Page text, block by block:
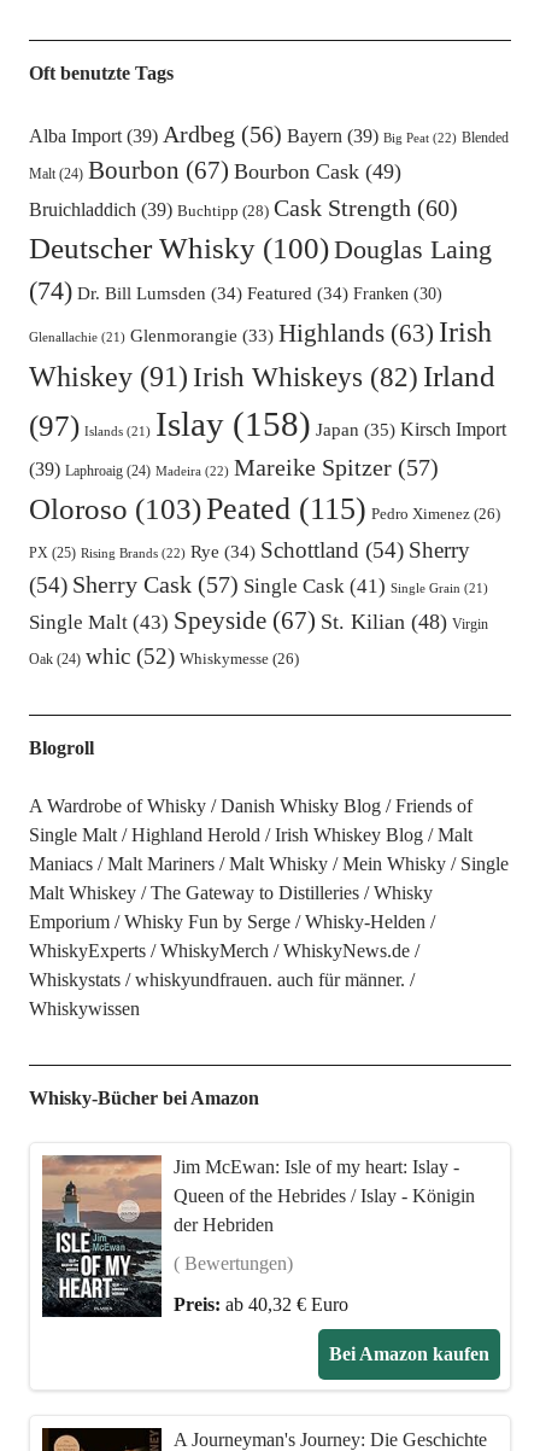
Oft benutzte Tags
Alba Import(39) Ardbeg (56) Bayern(39) Big Peat(22) Blended
Malt(24) Bourbon (67) Bourbon Cask(49)
Bruichladdich(39) Buchtipp (28) Cask Strength (60)
Deutscher Whisky(100)Douglas Laing
(74) Dr. Bill Lumsden (34) Featured (34) Franken(30)
Glenallachie(21) Glenmorangie (33) Highlands(63) Irish
Whiskey(91) Irish Whiskeys (82) Irland
(97) Islands(21) Islay(158) Japan (35) Kirsch Import
(39) Laphroaig(24) Madeira(22) Mareike Spitzer(57)
Oloroso (103)Peated(115) Pedro Ximenez(26)
PX(25) Rising Brands(22) Rye (34) Schottland (54) Sherry
(54) Sherry Cask(57) Single Cask(41) Single Grain (21)
Single Malt(43) Speyside(67) St. Kilian(48) Virgin
Oak(24) whic(52) Whiskymesse(26)
Blogroll
A Wardrobe of Whisky Danish Whisky Blog
Friends of
Single Malt
Highland Herold Irish Whiskey Blog
Malt
Maniacs
Malt Mariners Malt Whisky Mein Whisky
Single
Malt Whiskey
The Gateway to Distilleries
Whisky
Emporium
Whisky Fun by Serge
Whisky-Helden
WhiskyExperts
WhiskyMerch
WhiskyNews.de
Whiskystats
whiskyundfrauen. auch für männer.
Whiskywissen
Whisky-Bücher bei Amazon
Jim McEwan: Isle of my heart: Islay -
Queen of the Hebrides / Islay - Königin
der Hebriden
( Bewertungen)
Preis: ab 40,32 € Euro
Bei Amazon kaufen
A Journeyman's Journey: Die Geschichte